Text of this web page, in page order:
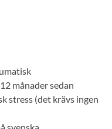
månader sedan
stress (det krävs ingen